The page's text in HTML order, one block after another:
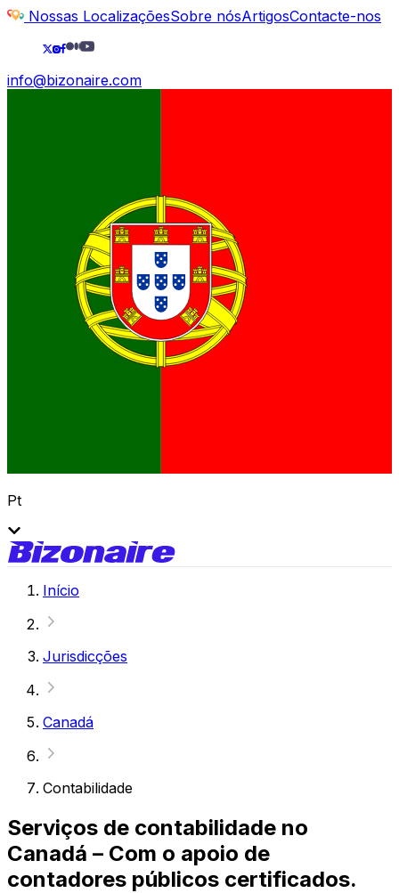
Nossas LocalizaçõesSobre nósArtigosContacte-nos
info@bizonaire.com
Pt
Início
Jurisdicções
Canadá
Contabilidade
Serviços de contabilidade no
Canadá – Com o apoio de
contadores públicos certificados.